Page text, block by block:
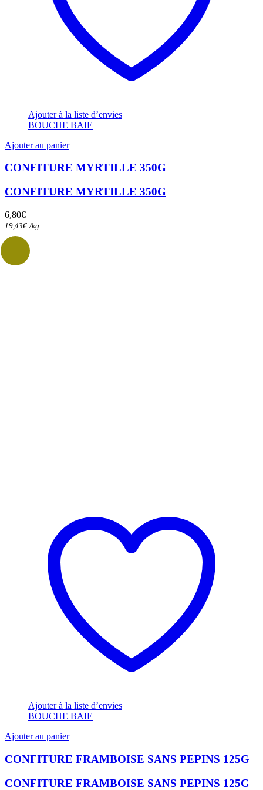
Ajouter à la liste d’envies
BOUCHE BAIE
Ajouter au panier
CONFITURE MYRTILLE 350G
CONFITURE MYRTILLE 350G
6,80€
19,43€ /kg
Ajouter à la liste d’envies
BOUCHE BAIE
Ajouter au panier
CONFITURE FRAMBOISE SANS PEPINS 125G
CONFITURE FRAMBOISE SANS PEPINS 125G